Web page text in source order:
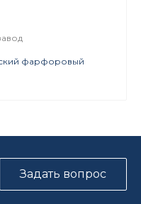
фарфоровый
Задать вопрос